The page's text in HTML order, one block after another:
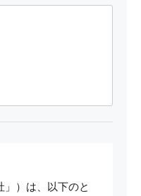
）は、以下のと